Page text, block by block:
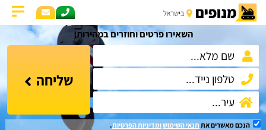
השאירו פרטים וחוזרים במהירות!
שליחה
הנכם מאשרים את תנאי השימושומדיניות הפרטיות.